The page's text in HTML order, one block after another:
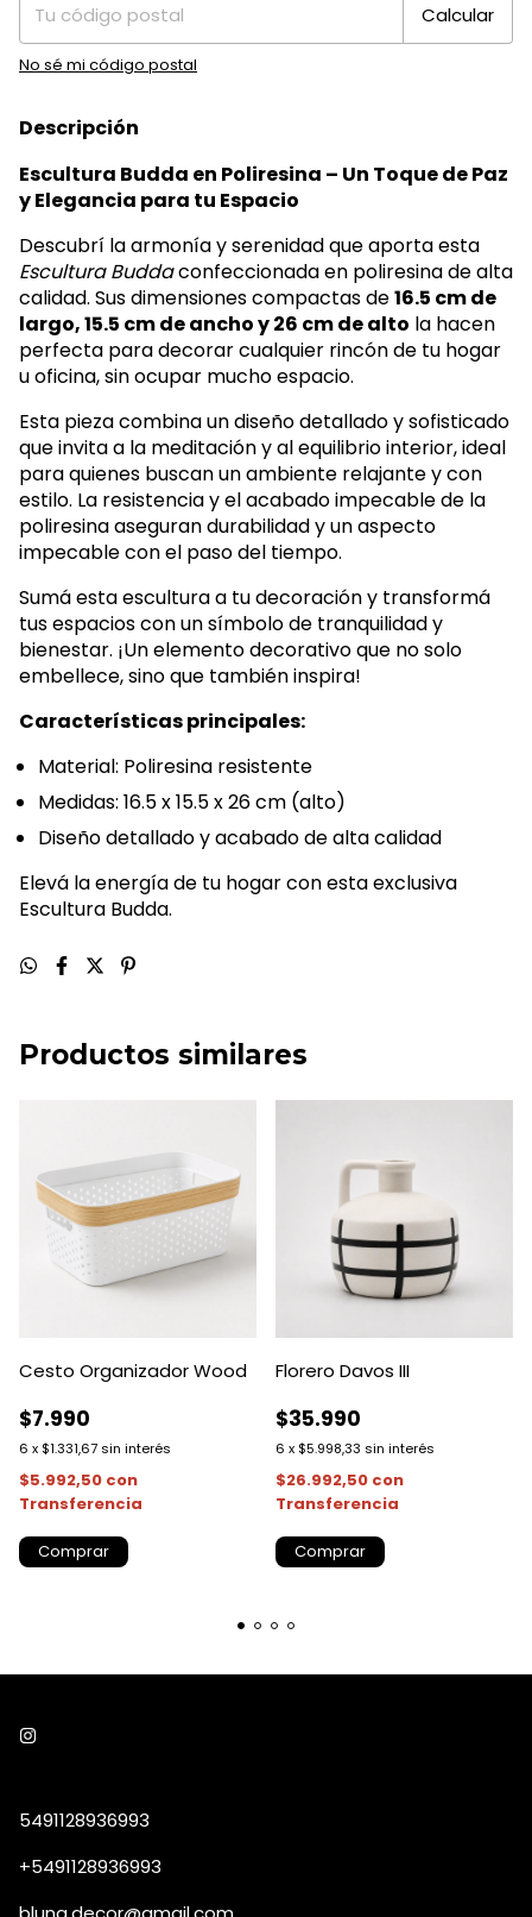
Calcular
No sé mi código postal
Descripción
Escultura Budda en Poliresina – Un Toque de Paz
y Elegancia para tu Espacio
Descubrí la armonía y serenidad que aporta esta
Escultura Buddaconfeccionada en poliresina de alta
calidad. Sus dimensiones compactas de16.5 cm de
largo, 15.5 cm de ancho y 26 cm de alto la hacen
perfecta para decorar cualquier rincón de tu hogar
u oficina, sin ocupar mucho espacio.
Esta pieza combina un diseño detallado y sofisticado
que invita a la meditación y al equilibrio interior, ideal
para quienes buscan un ambiente relajante y con
estilo. La resistencia y el acabado impecable de la
poliresina aseguran durabilidad y un aspecto
impecable con el paso del tiempo.
Sumá esta escultura a tu decoración y transformá
tus espacios con un símbolo de tranquilidad y
bienestar. ¡Un elemento decorativo que no solo
embellece, sino que también inspira!
Características principales:
Material: Poliresina resistente
Medidas: 16.5 x 15.5 x 26 cm (alto)
Diseño detallado y acabado de alta calidad
Elevá la energía de tu hogar con esta exclusiva
Escultura Budda.
Productos similares
Cesto Organizador Wood
$7.990
6 x $1.331,67 sin interés
$5.992,50 con
Transferencia
Comprar
Florero Davos III
$35.990
6 x $5.998,33 sin interés
$26.992,50 con
Transferencia
5491128936993
+5491128936993